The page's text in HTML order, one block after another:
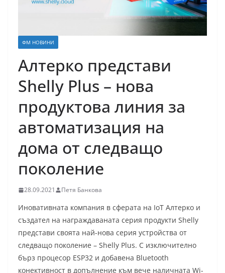
ФМ НОВИНИ
Алтерко представи
Shelly Plus – нова
продуктова линия за
автоматизация на
дома от следващо
поколение
28.09.2021 Петя Банкова
Иновативната компания в сферата на IoT Алтерко и
създател на награждаваната серия продукти Shelly
представи своята най-нова серия устройства от
следващо поколение – Shelly Plus. С изключително
бърз процесор ESP32 и добавена Bluetooth
конективност в допълнение към вече наличната Wi-